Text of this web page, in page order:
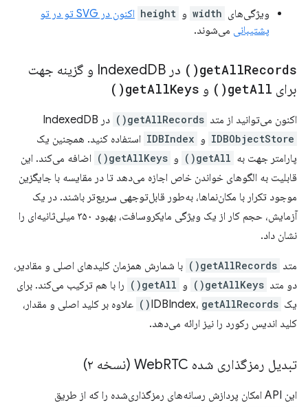
ویژگی‌های width و height
اکنون در SVG تو در تو
پشتیبانی می‌شوند.
getAllRecords(
) در Indexed
DB و گزینه جهت
برای
getAll(
) و getAllKeys(
)
اکنون می‌توانید از متد getAllRecords() در IndexedDB
IDBObjectStore و IDBIndex استفاده کنید. همچنین یک
پارامتر جهت به getAll() و getAllKeys()
اضافه می‌کند. این
قابلیت به الگوهای خواندن خاص اجازه می‌دهد تا در مقایسه با جایگزین
موجود تکرار با مکان‌نماها، به‌طور قابل‌توجهی سریع‌تر باشند. در یک
آزمایش، حجم کار از یک ویژگی مایکروسافت، بهبود ۳۵۰ میلی‌ثانیه‌ای را
نشان داد.
متد getAllRecords()
با شمارش همزمان کلیدهای اصلی و مقادیر،
دو متد getAllKeys() و getAll()
را با هم ترکیب می‌کند. برای
یک IDBIndex، getAllRecords()
علاوه بر کلید اصلی و مقدار،
کلید اندیس رکورد را نیز ارائه می‌دهد.
تبدیل رمزگذاری شده Web RTC (نسخه ۲)
این API امکان پردازش رسانه‌های رمزگذاری‌شده را که از طریق